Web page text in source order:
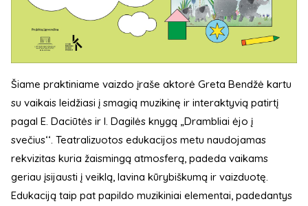
Šiame praktiniame vaizdo įraše aktorė Greta Bendžė kartu
su vaikais leidžiasi į smagią muzikinę ir interaktyvią patirtį
pagal E. Daciūtės ir I. Dagilės knygą „Drambliai ėjo į
svečius‘‘. Teatralizuotos edukacijos metu naudojamas
rekvizitas kuria žaismingą atmosferą, padeda vaikams
geriau įsijausti į veiklą, lavina kūrybiškumą ir vaizduotę.
Edukaciją taip pat papildo muzikiniai elementai, padedantys